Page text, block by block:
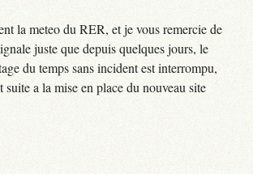
la meteo du RER, et je vous remercie de
juste que depuis quelques jours, le
du temps sans incident est interrompu,
suite a la mise en place du nouveau site